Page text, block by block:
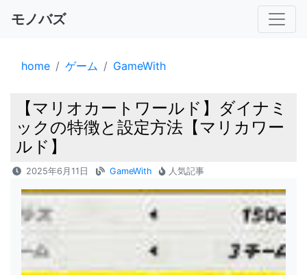
モノバズ
home ゲーム GameWith
【マリオカートワールド】ダイナミ
ックの特徴と設定方法【マリカワー
ルド】
2025年6月11日 GameWith 人気記事